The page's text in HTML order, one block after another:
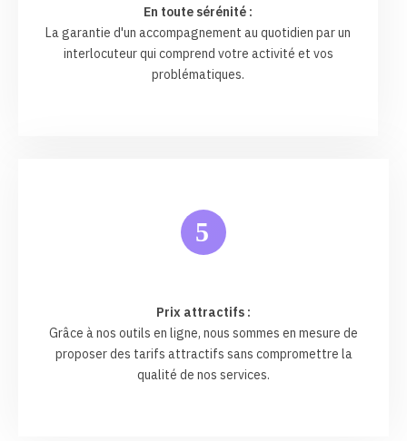
En toute sérénité :
La garantie d'un accompagnement au quotidien par un
interlocuteur qui comprend votre activité et vos
problématiques.
5
Prix attractifs :
Grâce à nos outils en ligne, nous sommes en mesure de
proposer des tarifs attractifs sans compromettre la
qualité de nos services.